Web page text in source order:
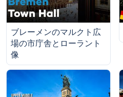
ブレーメンのマルクト広
場の市庁舎とローラント
像